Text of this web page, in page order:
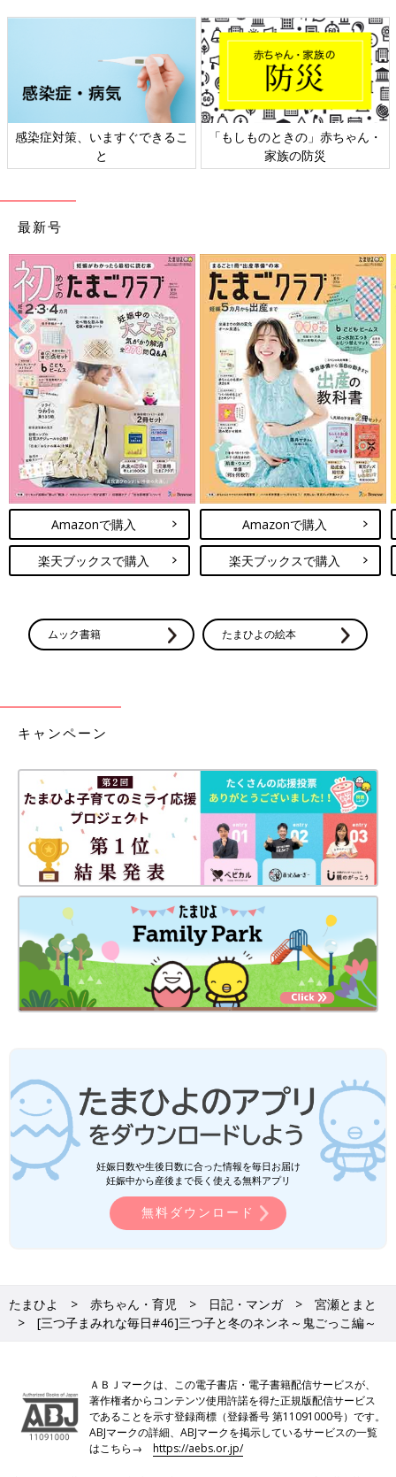
日本外来小児科学会リーフレッ
ト検討会
六星占術 細木かおりさんの人
相談
最新号
Amazonで購入
楽天ブックスで購入
Amazonで購入
楽天ブックスで購入
ムック書籍 たまひよの絵本
キャンペーン
妊娠日数や生後日数に合った情報を毎日お届け
妊娠中から産後まで長く使える無料アプリ
無料ダウンロード
たまひよ 赤ちゃん・育児 日記・マンガ
宮瀬とまと
[三つ子まみれな毎日#46]三つ子と冬のネンネ～鬼ごっこ編～
ＡＢＪマークは、この電子書店・電子書籍配信サービスが、
著作権者からコンテンツ使用許諾を得た正規版配信サービス
であることを示す登録商標（登録番号 第11091000号）です。
ABJマークの詳細、ABJマークを掲示しているサービスの一覧
はこちら→https://aebs.or.jp/